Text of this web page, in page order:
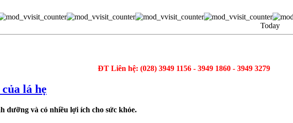
Today
ĐT Liên hệ: (028) 3949 1156 - 3949 1860 - 3949 3279
lá hẹ
dưỡng và có nhiều lợi ích cho sức khỏe.